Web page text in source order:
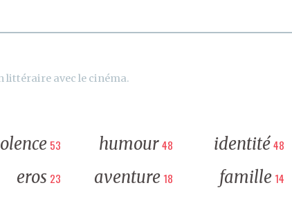
littéraire avec le cinéma.
53 humour48 identité48
eros 23 aventure 18 famille 14